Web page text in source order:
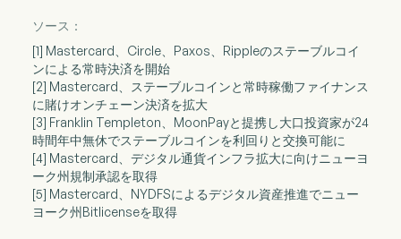
ソース：
[1] Mastercard、Circle、Paxos、Rippleのステーブルコイ
ンによる常時決済を開始
[2] Mastercard、ステーブルコインと常時稼働ファイナンス
に賭けオンチェーン決済を拡大
[3] Franklin Templeton、MoonPayと提携し大口投資家が24
時間年中無休でステーブルコインを利回りと交換可能に
[4] Mastercard、デジタル通貨インフラ拡大に向けニューヨ
ーク州規制承認を取得
[5] Mastercard、NYDFSによるデジタル資産推進でニュー
ヨーク州Bitlicenseを取得